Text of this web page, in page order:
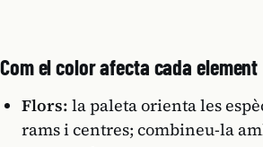
Com el color afecta cada element
Flors: la paleta orienta les
rams i centres; combineu-la